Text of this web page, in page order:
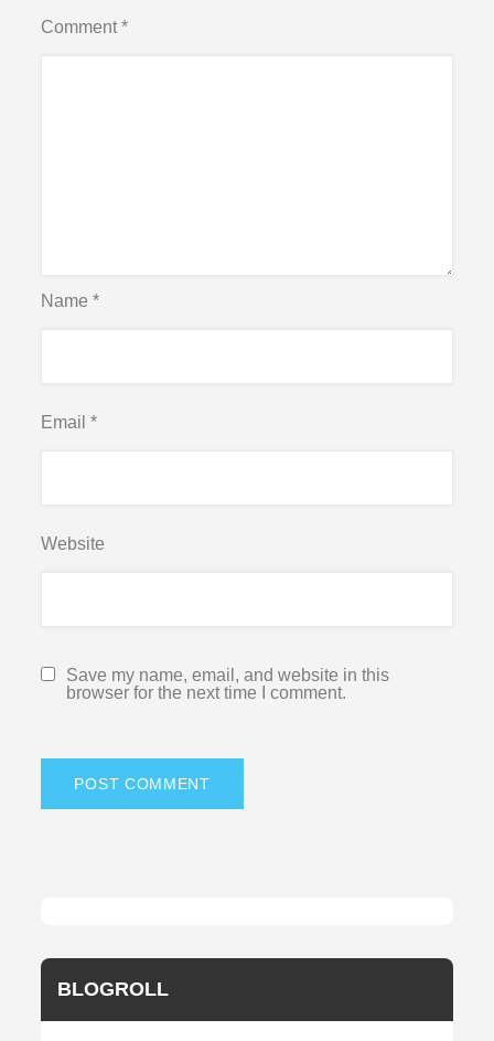
Comment*
Name*
Email*
Website
Save my name, email, and website in this
browser for the next time I comment.
BLOGROLL